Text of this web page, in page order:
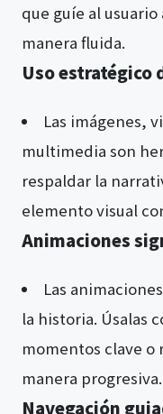
que guíe al
manera fluida.
Uso estratégico
Las imágenes,
multimedia son
respaldar la
elemento visual
Animaciones
Las
la historia. Úsalas
momentos clave
manera progresiva.
Navegación